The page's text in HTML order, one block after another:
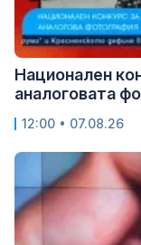
Национален
аналоговата
12:00 • 07.08.26